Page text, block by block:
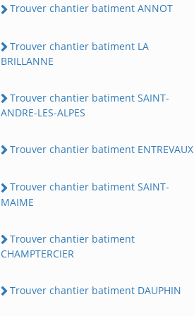
Trouver chantier batiment ANNOT
Trouver chantier batiment LA
BRILLANNE
Trouver chantier batiment SAINT-
ANDRE-LES-ALPES
Trouver chantier batiment ENTREVAUX
Trouver chantier batiment SAINT-
MAIME
Trouver chantier batiment
CHAMPTERCIER
Trouver chantier batiment DAUPHIN